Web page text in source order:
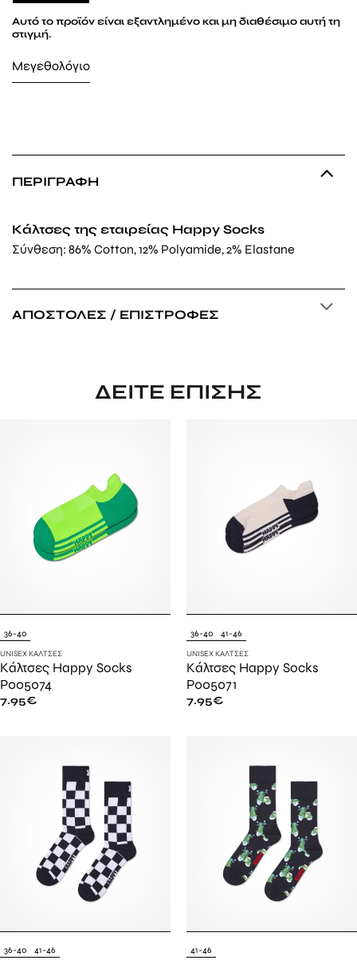
Αυτό το προϊόν είναι εξαντλημένο και μη διαθέσιμο αυτή τη
στιγμή.
Μεγεθολόγιο
ΠΕΡΙΓΡΑΦΉ
Κάλτσες της εταιρείας Happy Socks
Σύνθεση: 86% Cotton, 12% Polyamide, 2% Elastane
ΑΠΟΣΤΟΛΈΣ / ΕΠΙΣΤΡΟΦΈΣ
ΔΕΊΤΕ ΕΠΊΣΗΣ
36-40
UNISEX ΚΆΛΤΣΕΣ
Κάλτσες Happy Socks
P005074
7.95€
36-40 41-46
UNISEX ΚΆΛΤΣΕΣ
Κάλτσες Happy Socks
P005071
7.95€
36-40 41-46 41-46